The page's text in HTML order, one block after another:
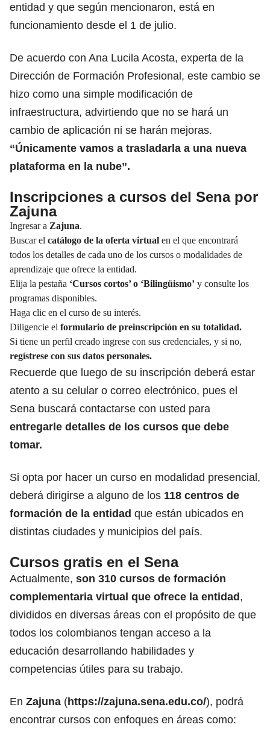
entidad y que según mencionaron, está en
funcionamiento desde el 1 de julio.
De acuerdo con Ana Lucila Acosta, experta de la
Dirección de Formación Profesional, este cambio se
hizo como una simple modificación de
infraestructura, advirtiendo que no se hará un
cambio de aplicación ni se harán mejoras.
“Únicamente vamos a trasladarla a una nueva
plataforma en la nube”.
Inscripciones a cursos del Sena por
Zajuna
Ingresar a Zajuna.
Buscar el catálogo de la oferta virtual en el que encontrará
todos los detalles de cada uno de los cursos o modalidades de
aprendizaje que ofrece la entidad.
Elija la pestaña ‘Cursos cortos’ o ‘Bilingüismo’ y consulte los
programas disponibles.
Haga clic en el curso de su interés.
Diligencie el formulario de preinscripción en su totalidad.
Si tiene un perfil creado ingrese con sus credenciales, y si no,
regístrese con sus datos personales.
Recuerde que luego de su inscripción deberá estar
atento a su celular o correo electrónico, pues el
Sena buscará contactarse con usted para
entregarle detalles de los cursos que debe
tomar.
Si opta por hacer un curso en modalidad presencial,
deberá dirigirse a alguno de los 118 centros de
formación de la entidad que están ubicados en
distintas ciudades y municipios del país.
Cursos gratis en el Sena
Actualmente, son 310 cursos de formación
complementaria virtual que ofrece la entidad,
divididos en diversas áreas con el propósito de que
todos los colombianos tengan acceso a la
educación desarrollando habilidades y
competencias útiles para su trabajo.
En Zajuna (https://zajuna.sena.edu.co/), podrá
encontrar cursos con enfoques en áreas como: